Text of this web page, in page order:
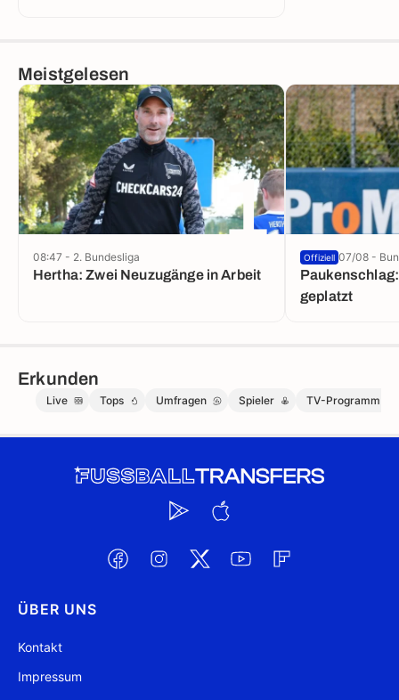
Meistgelesen
1
Hertha: Zwei Neuzugänge in Arbeit
08:47 - 2. Bundesliga
geplatzt
Offiziell 07/08 -
Erkunden
Live Tops Umfragen Spieler TV-Programm
ÜBER UNS
Kontakt
Impressum